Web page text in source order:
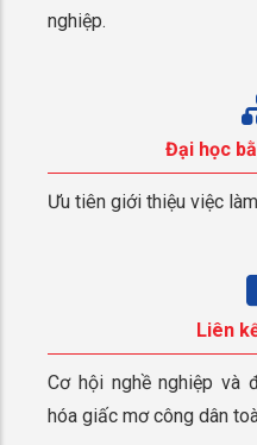
nghiệp.
Đại học
Ưu tiên giới thiệu việc
Liên
Cơ hội nghề nghiệp và
hóa giấc mơ công dân